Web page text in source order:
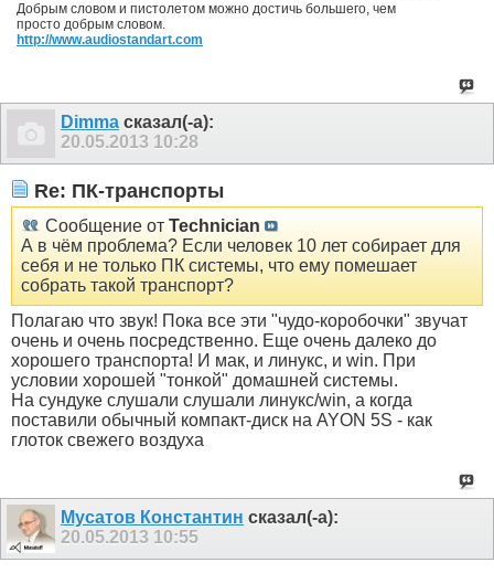
Добрым словом и пистолетом можно достичь большего, чем
просто добрым словом.
http://www.audiostandart.com
Dimma сказал(-а):
20.05.2013 10:28
Re: ПК-транспорты
Сообщение от Technician
А в чём проблема? Если человек 10 лет собирает для
себя и не только ПК системы, что ему помешает
собрать такой транспорт?
Полагаю что звук! Пока все эти "чудо-коробочки" звучат
очень и очень посредственно. Еще очень далеко до
хорошего транспорта! И мак, и линукс, и win. При
условии хорошей "тонкой" домашней системы.
На сундуке слушали слушали линукс/win, а когда
поставили обычный компакт-диск на AYON 5S - как
глоток свежего воздуха
Мусатов Константин сказал(-а):
20.05.2013 10:55